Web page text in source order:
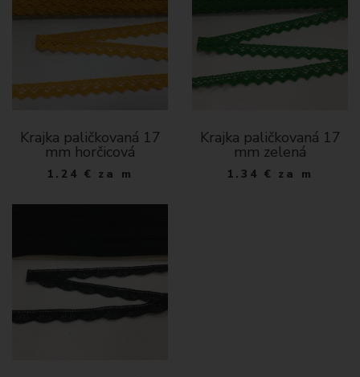
Krajka paličkovaná 17
mm horčicová
1.24 € za m
Krajka paličkovaná 17
mm zelená
1.34 € za m